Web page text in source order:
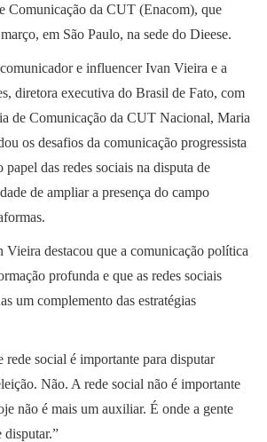
Comunicação da CUT (Enacom), que
em São Paulo, na sede do Dieese.
e influencer Ivan Vieira e a
diretora executiva do Brasil de Fato, com
de Comunicação da CUT Nacional, Maria
os desafios da comunicação progressista
das redes sociais na disputa de
de ampliar a presença do campo
Vieira destacou que a comunicação política
profunda e que as redes sociais
um complemento das estratégias
rede social é importante para disputar
Não. A rede social não é importante
não é mais um auxiliar. É onde a gente
disputar.”